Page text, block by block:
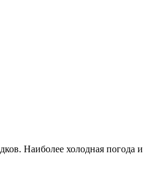
Наиболее холодная погода и